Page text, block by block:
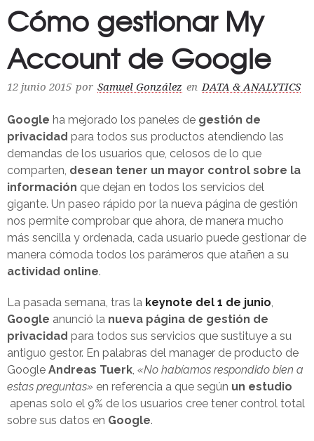
Cómo gestionar My
Account de Google
12 junio 2015 por Samuel González en DATA & ANALYTICS
Google ha mejorado los paneles de gestión de
privacidad para todos sus productos atendiendo las
demandas de los usuarios que, celosos de lo que
comparten, desean tener un mayor control sobre la
información que dejan en todos los servicios del
gigante. Un paseo rápido por la nueva página de gestión
nos permite comprobar que ahora, de manera mucho
más sencilla y ordenada, cada usuario puede gestionar de
manera cómoda todos los parámeros que atañen a su
actividad online.
La pasada semana, tras la keynote del 1 de junio,
Google anunció la nueva página de gestión de
privacidad para todos sus servicios que sustituye a su
antiguo gestor. En palabras del manager de producto de
Google Andreas Tuerk, «No habíamos respondido bien a
estas preguntas» en referencia a que según un estudio
apenas solo el 9% de los usuarios cree tener control total
sobre sus datos en Google.